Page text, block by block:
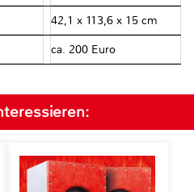
42,1 x 113,6 x 15 cm
ca. 200 Euro